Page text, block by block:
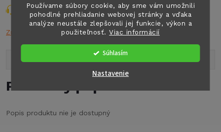
Používame súbory cookie, aby sme vám umožnili
pohodlné prehliadanie webovej stránky a vďaka
analýze neustále zlepšovali jej funkcie, výkon a
použiteľnosť.Viac informácií
Súhlasím
Nastavenie
Opýtať sa Strážiť Zdieľať
Značka:
Popis produktu
Podrobný popis
Popis produktu nie je dostupný